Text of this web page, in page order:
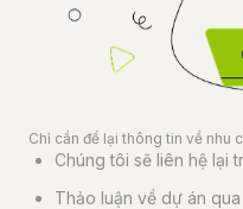
Chỉ cần để lại thông tin về nhu
Chúng tôi sẽ liên hệ lại
Thảo luận về dự án